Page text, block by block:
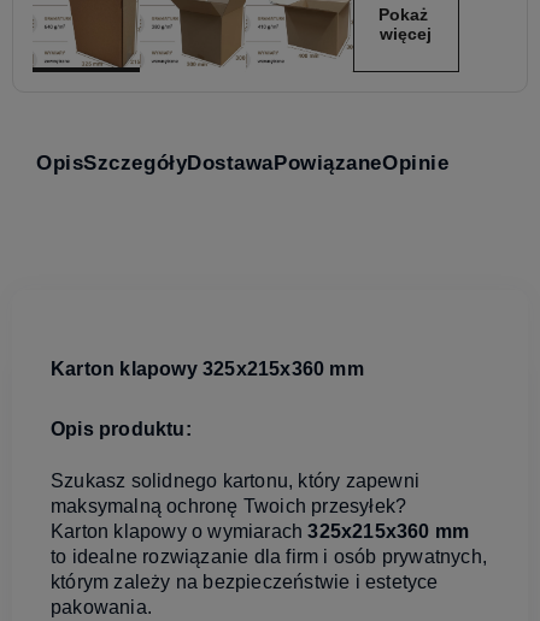
Pokaż
więcej
OpisSzczegółyDostawaPowiązaneOpinie
Karton klapowy 325x215x360 mm
Opis produktu:
Szukasz solidnego kartonu, który zapewni
maksymalną ochronę Twoich przesyłek?
Karton klapowy o wymiarach325x215x360 mm
to idealne rozwiązanie dla firm i osób prywatnych,
którym zależy na bezpieczeństwie i estetyce
pakowania.